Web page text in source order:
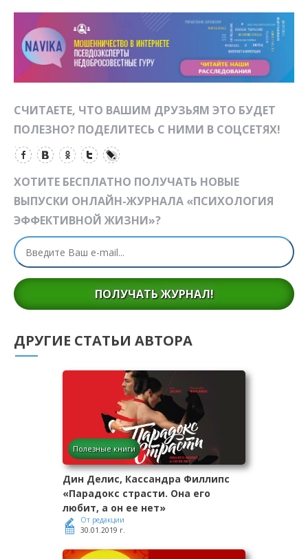
СЧИТАЕТЕ, ЧТО ВАШИМ ДРУЗЬЯМ ЭТО БУДЕТ
ПОЛЕЗНО? ПОДЕЛИТЕСЬ С НИМИ В СОЦСЕТЯХ!
ХОТИТЕ БЕСПЛАТНО ПОЛУЧАТЬ НОВЫЕ
ВЫПУСКИ ОНЛАЙН-ЖУРНАЛА «ПСИХОЛОГИЯ
ЭФФЕКТИВНОЙ ЖИЗНИ»?
ПОЛУЧАТЬ ЖУРНАЛ!
ДРУГИЕ СТАТЬИ АВТОРА
Полезные книги
Дин Делис, Кассандра Филлипс
«Парадокс страсти. Она его
любит, а он ее нет»
От редакции
30.01.2019 г.